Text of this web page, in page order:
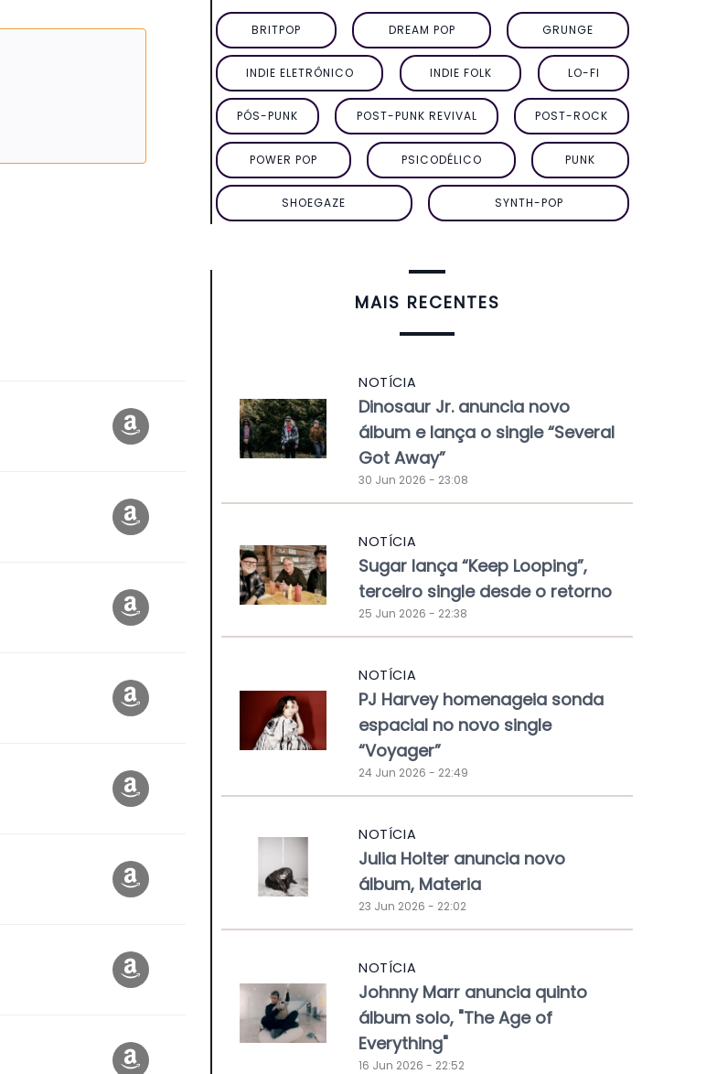
BRITPOP DREAM POP GRUNGE
INDIE ELETRÔNICO INDIE FOLK LO-FI
PÓS-PUNK POST-PUNK REVIVAL POST-ROCK
POWER POP PSICODÉLICO PUNK
SHOEGAZE SYNTH-POP
MAIS RECENTES
NOTÍCIA
Dinosaur Jr. anuncia novo
álbum e lança o single “Several
Got Away”
30 Jun 2026 - 23:08
NOTÍCIA
Sugar lança “Keep Looping”,
terceiro single desde o retorno
25 Jun 2026 - 22:38
NOTÍCIA
PJ Harvey homenageia sonda
espacial no novo single
“Voyager”
24 Jun 2026 - 22:49
NOTÍCIA
Julia Holter anuncia novo
álbum, Materia
23 Jun 2026 - 22:02
NOTÍCIA
Johnny Marr anuncia quinto
álbum solo, "The Age of
Everything"
16 Jun 2026 - 22:52